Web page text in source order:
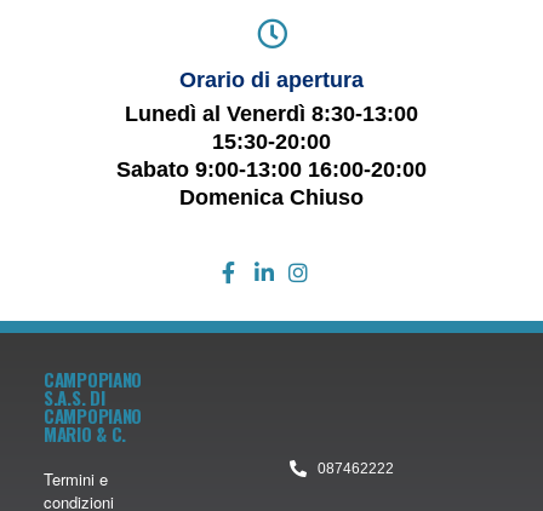
Orario di apertura
Lunedì al Venerdì 8:30-13:00
15:30-20:00
Sabato 9:00-13:00 16:00-20:00
Domenica Chiuso
CAMPOPIANO
S.A.S. DI
CAMPOPIANO
MARIO & C.
Termini e
condizioni
087462222